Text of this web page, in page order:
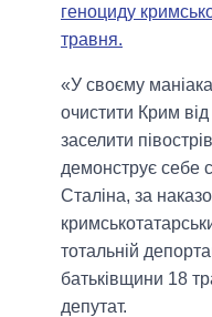
геноциду
травня.
«У своєму
очистити Крим від
заселити
демонструє себе
Сталіна, за
тотальній
батьківщини 18
депутат.